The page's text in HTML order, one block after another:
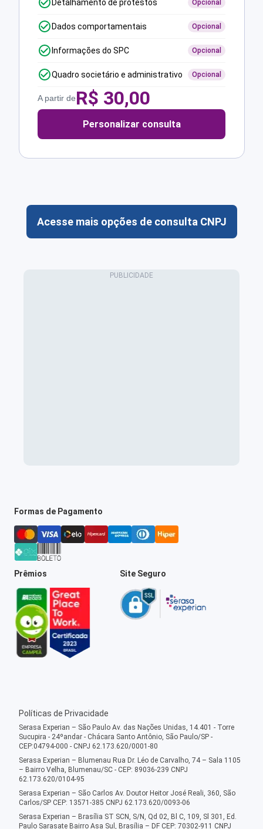
Detalhamento de protestos Opcional
Dados comportamentais Opcional
Informações do SPC Opcional
Quadro societário e administrativo Opcional
A partir deR$ 30,00
Personalizar consulta
Acesse mais opções de consulta CNPJ
Formas de Pagamento
Prêmios Site Seguro
Políticas de Privacidade
Serasa Experian – São Paulo Av. das Nações Unidas, 14.401 - Torre
Sucupira - 24ºandar - Chácara Santo Antônio, São Paulo/SP -
CEP:04794-000 - CNPJ 62.173.620/0001-80
Serasa Experian – Blumenau Rua Dr. Léo de Carvalho, 74 – Sala 1105
– Bairro Velha, Blumenau/SC - CEP: 89036-239 CNPJ
62.173.620/0104-95
Serasa Experian – São Carlos Av. Doutor Heitor José Reali, 360, São
Carlos/SP CEP: 13571-385 CNPJ 62.173.620/0093-06
Serasa Experian – Brasília ST SCN, S/N, Qd 02, Bl C, 109, Sl 301, Ed.
Paulo Sarasate Bairro Asa Sul, Brasília – DF CEP: 70302-911 CNPJ